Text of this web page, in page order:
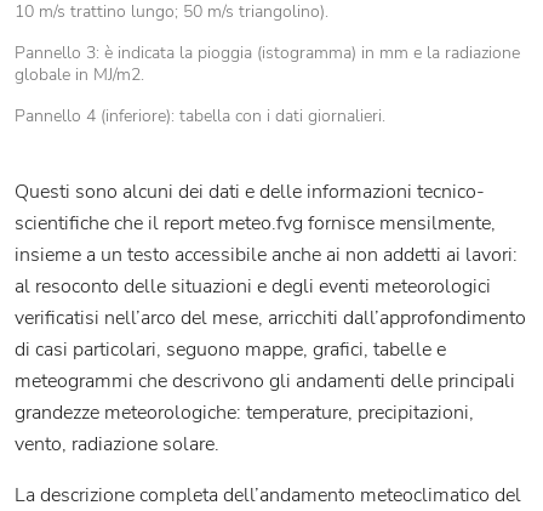
10 m/s trattino lungo; 50 m/s triangolino).
Pannello 3: è indicata la pioggia (istogramma) in mm e la radiazione
globale in MJ/m2.
Pannello 4 (inferiore): tabella con i dati giornalieri.
Questi sono alcuni dei dati e delle informazioni tecnico-
scientifiche che il report meteo.fvg fornisce mensilmente,
insieme a un testo accessibile anche ai non addetti ai lavori:
al resoconto delle situazioni e degli eventi meteorologici
verificatisi nell’arco del mese, arricchiti dall’approfondimento
di casi particolari, seguono mappe, grafici, tabelle e
meteogrammi che descrivono gli andamenti delle principali
grandezze meteorologiche: temperature, precipitazioni,
vento, radiazione solare.
La descrizione completa dell’andamento meteoclimatico del